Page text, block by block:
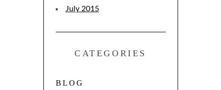
July 2015
CATEGORIES
BLOG